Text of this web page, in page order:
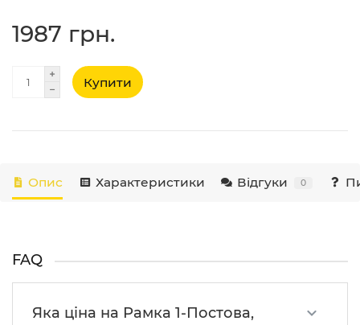
1987 грн.
Купити
Опис Характеристики Відгуки 0
FAQ
Яка ціна на Рамка 1-Постова,